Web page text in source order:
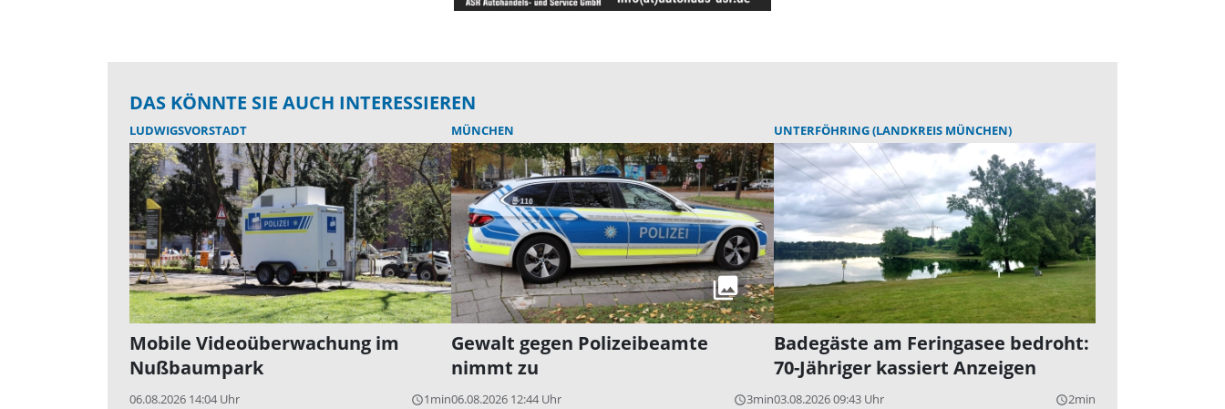
DAS KÖNNTE SIE AUCH INTERESSIEREN
LUDWIGSVORSTADT
Mobile Videoüberwachung im
Nußbaumpark
06.08.2026 14:04 Uhr query_builder1min
MÜNCHEN
Gewalt gegen Polizeibeamte
nimmt zu
06.08.2026 12:44 Uhr query_builder3min
UNTERFÖHRING (LANDKREIS MÜNCHEN)
Badegäste am Feringasee bedroht:
70-Jähriger kassiert Anzeigen
03.08.2026 09:43 Uhr query_builder2min